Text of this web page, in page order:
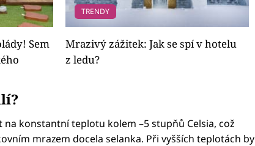
Sem
TRENDY
Mrazivý zážitek: Jak se spí v hotelu
z ledu?
konstantní teplotu kolem –5 stupňů Celsia, což
mrazem docela selanka. Při vyšších teplotách by